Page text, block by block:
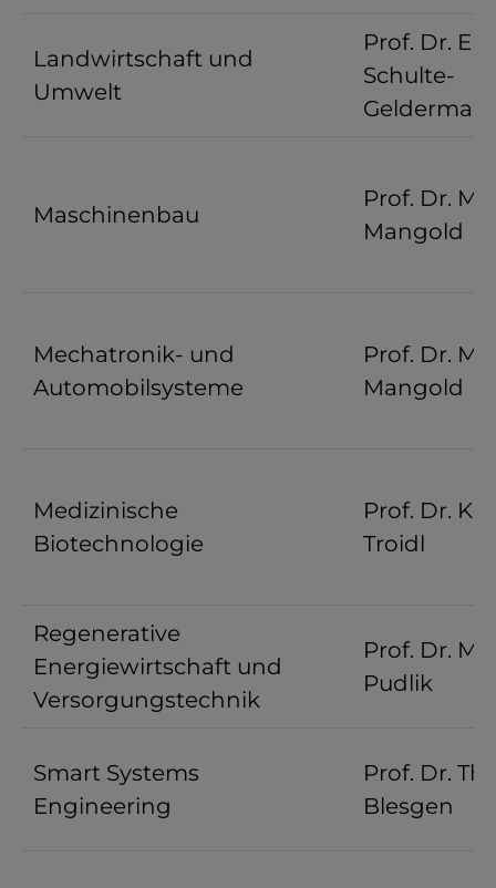
Landwirtschaft und
Umwelt
Prof. Dr.
Schulte-
Maschinenbau
Prof. Dr.
Mangold
Mechatronik- und
Automobilsysteme
Prof. Dr.
Mangold
Medizinische
Biotechnologie
Prof. Dr.
Troidl
Regenerative
Energiewirtschaft und
Versorgungstechnik
Prof. Dr.
Pudlik
Smart Systems
Engineering
Prof. Dr.
Blesgen